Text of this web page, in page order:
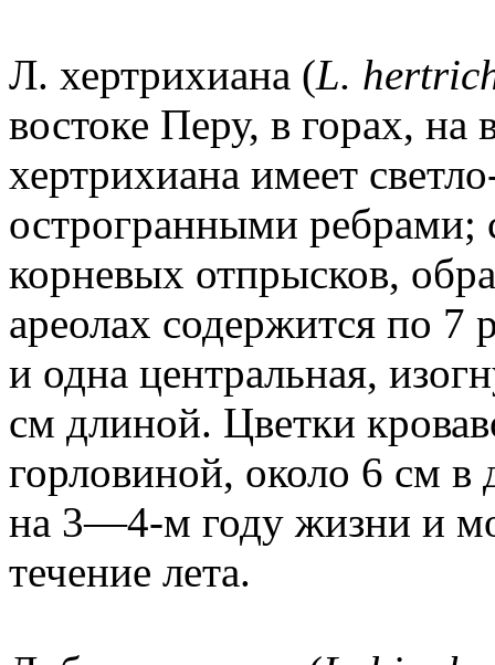
Л. хертрихиана (L.
востоке Перу, в горах,
хертрихиана имеет
острогранными ребрами;
корневых отпрысков,
ареолах содержится по
и одна центральная,
см длиной. Цветки
горловиной, около 6 см в
на 3—4-м году жизни и
течение лета.